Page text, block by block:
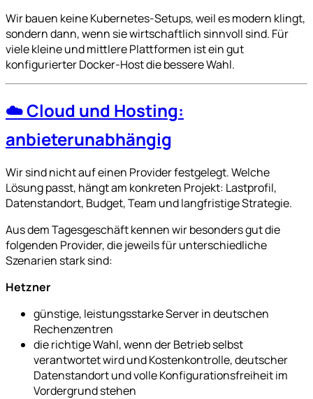
Wir bauen keine Kubernetes-Setups, weil es modern klingt,
sondern dann, wenn sie wirtschaftlich sinnvoll sind. Für
viele kleine und mittlere Plattformen ist ein gut
konfigurierter Docker-Host die bessere Wahl.
☁️ Cloud und Hosting:
anbieterunabhängig
Wir sind nicht auf einen Provider festgelegt. Welche
Lösung passt, hängt am konkreten Projekt: Lastprofil,
Datenstandort, Budget, Team und langfristige Strategie.
Aus dem Tagesgeschäft kennen wir besonders gut die
folgenden Provider, die jeweils für unterschiedliche
Szenarien stark sind:
Hetzner
günstige, leistungsstarke Server in deutschen
Rechenzentren
die richtige Wahl, wenn der Betrieb selbst
verantwortet wird und Kostenkontrolle, deutscher
Datenstandort und volle Konfigurationsfreiheit im
Vordergrund stehen